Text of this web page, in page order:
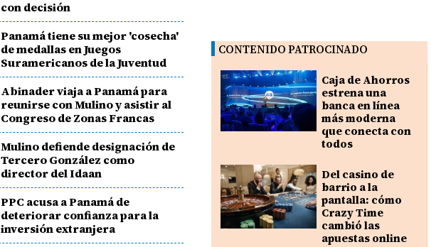
con decisión
Panamá tiene su mejor 'cosecha'
de medallas en Juegos
Suramericanos de la Juventud
Abinader viaja a Panamá para
reunirse con Mulino y asistir al
Congreso de Zonas Francas
Mulino defiende designación de
Tercero González como
director del Idaan
PPC acusa a Panamá de
deteriorar confianza para la
inversión extranjera
CONTENIDO PATROCINADO
Caja de Ahorros
estrena una
banca en línea
más moderna
que conecta con
todos
Del casino de
barrio a la
pantalla: cómo
Crazy Time
cambió las
apuestas online